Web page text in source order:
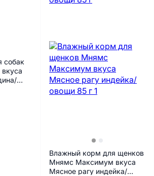
собак
Влажный корм для щенков
Мнямс Максимум вкуса
Мясное рагу индейка/